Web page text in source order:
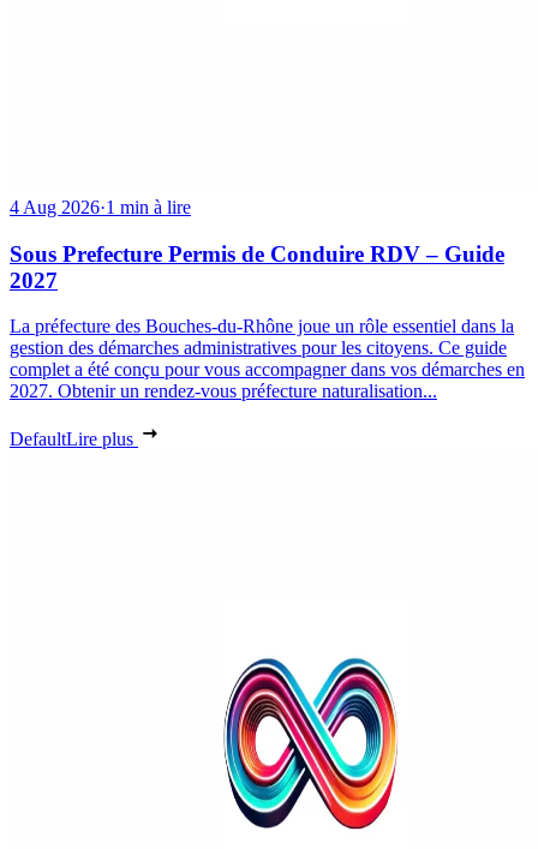
4 Aug 2026·1 min à lire
Sous Prefecture Permis de Conduire RDV – Guide
2027
La préfecture des Bouches-du-Rhône joue un rôle essentiel dans la
gestion des démarches administratives pour les citoyens. Ce guide
complet a été conçu pour vous accompagner dans vos démarches en
2027. Obtenir un rendez-vous préfecture naturalisation...
DefaultLire plus